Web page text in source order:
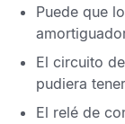
Puede que
El circuito
pudiera
El relé de